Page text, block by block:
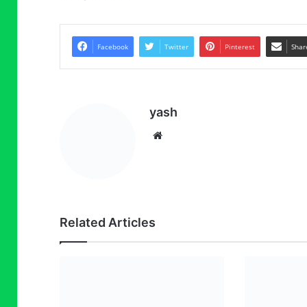
Facebook Twitter Pinterest
yash
Website
Related Articles